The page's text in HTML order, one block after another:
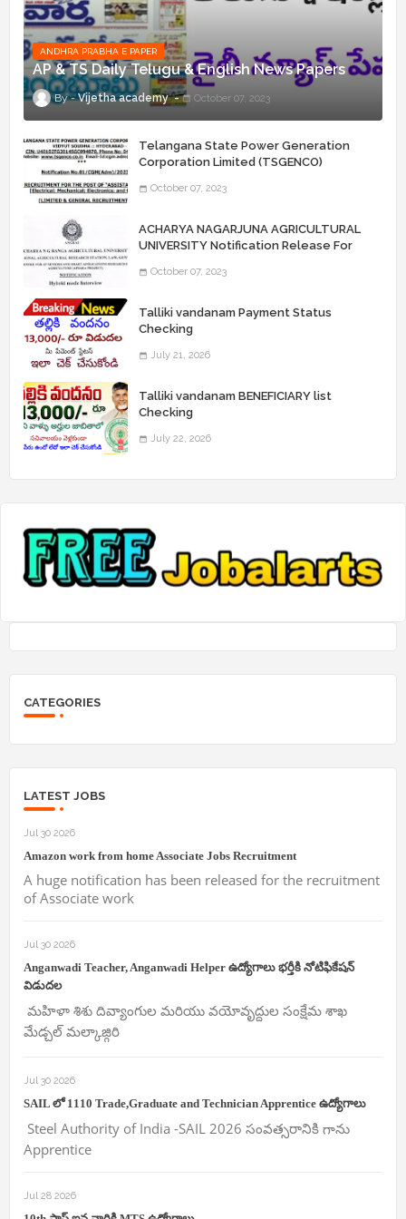
ANDHRA PRABHA E PAPER
AP & TS Daily Telugu & English News Papers
Vijetha academy October 07, 2023
Telangana State Power Generation
Corporation Limited (TSGENCO)
“Assistant Engineers" Posts
October 07, 2023
ACHARYA NAGARJUNA AGRICULTURAL
UNIVERSITY Notification Release For
October 07, 2023
Talliki vandanam Payment Status
Checking
July 21, 2026
Talliki vandanam BENEFICIARY list
Checking
July 22, 2026
CATEGORIES
LATEST JOBS
Jul 30 2026
Amazon work from home Associate Jobs Recruitment
A huge notification has been released for the recruitment
of Associate work
Jul 30 2026
Anganwadi Teacher, Anganwadi Helper ఉద్యోగాలు భర్తీకి నోటిఫికేషన్
విడుదల
మహిళా శిశు దివ్యాంగుల మరియు వయోవృద్దుల సంక్షేమ శాఖ
మేడ్చల్ మల్కాజ్గిరి
Jul 30 2026
SAIL లో 1110 Trade,Graduate and Technician Apprentice ఉద్యోగాలు
Steel Authority of India -SAIL 2026 సంవత్సరానికి గాను
Apprentice
Jul 28 2026